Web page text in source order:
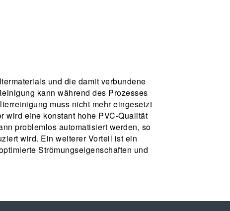
und die damit verbundene
kann während des Prozesses
muss nicht mehr eingesetzt
wird eine konstant hohe PVC-Qualität
problemlos automatisiert werden, so
wird. Ein weiterer Vorteil ist ein
Strömungseigenschaften und